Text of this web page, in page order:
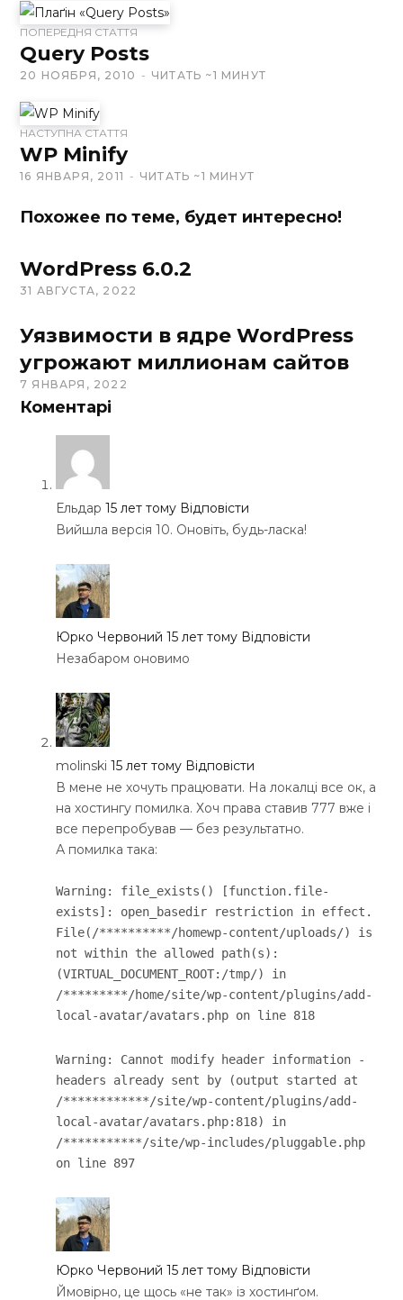
W
e
b
s
i
t
e
ПОПЕРЕДНЯ СТАТТЯ
Query Posts
20 НОЯБРЯ, 2010 ЧИТАТЬ ~1 МИНУТ
НАСТУПНА СТАТТЯ
WP Minify
16 ЯНВАРЯ, 2011 ЧИТАТЬ ~1 МИНУТ
Похожее по теме, будет интересно!
WordPress 6.0.2
31 АВГУСТА, 2022
Уязвимости в ядре WordPress
угрожают миллионам сайтов
7 ЯНВАРЯ, 2022
Коментарі
Ельдар 15 лет тому Відповісти
Вийшла версія 10. Оновіть, будь-ласка!
Юрко Червоний 15 лет тому Відповісти
Незабаром оновимо
molinski 15 лет тому Відповісти
В мене не хочуть працювати. На локалці все ок, а
на хостингу помилка. Хоч права ставив 777 вже і
все перепробував — без результатно.
А помилка така:
Warning: file_exists() [function.file-
exists]: open_basedir restriction in effect.
File(/**********/homewp-content/uploads/) is
not within the allowed path(s):
(VIRTUAL_DOCUMENT_ROOT:/tmp/) in
/*********/home/site/wp-content/plugins/add-
local-avatar/avatars.php on line 818
Warning: Cannot modify header information -
headers already sent by (output started at
/************/site/wp-content/plugins/add-
local-avatar/avatars.php:818) in
/***********/site/wp-includes/pluggable.php
on line 897
Юрко Червоний 15 лет тому Відповісти
Ймовірно, це щось «не так» із хостинґом.